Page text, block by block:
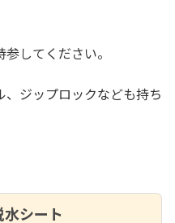
してください。
ジップロックなども持ち
シート